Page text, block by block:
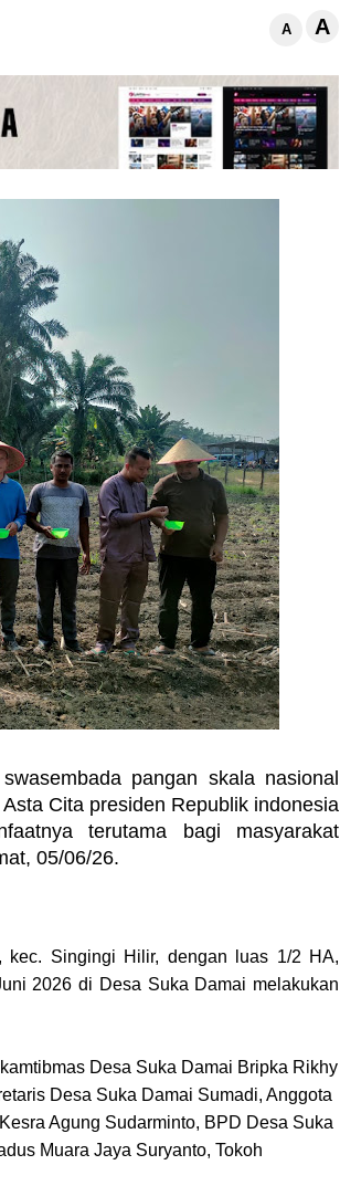
A A
pangan skala nasional
Cita presiden Republik indonesia
terutama bagi masyarakat
05/06/26.
kec. Singingi Hilir, dengan luas 1/2 HA,
2026 di Desa Suka Damai melakukan
Desa Suka Damai Bripka Rikhy
Desa Suka Damai Sumadi, Anggota
Agung Sudarminto, BPD Desa Suka
Muara Jaya Suryanto, Tokoh